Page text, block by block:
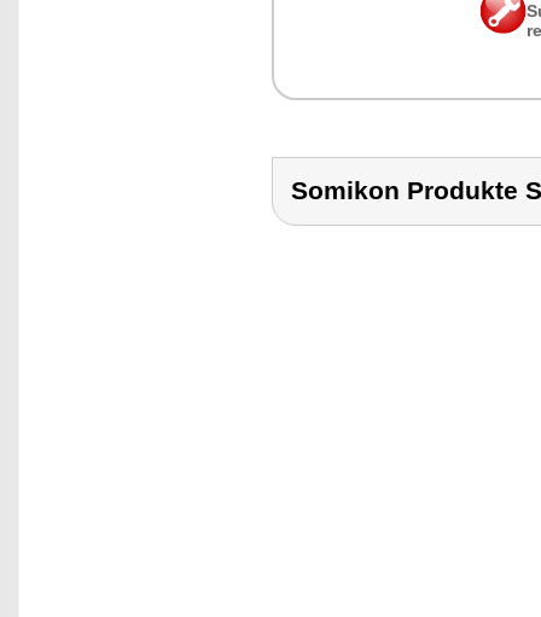
Somikon Produkte